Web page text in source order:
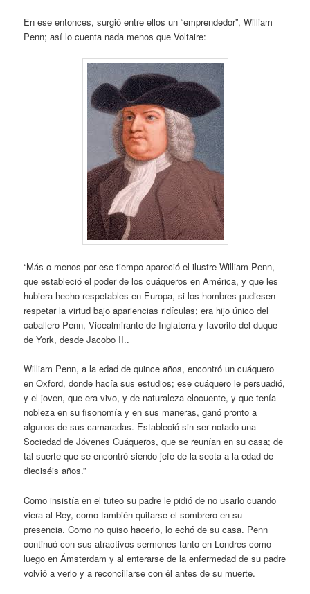
En ese entonces, surgió entre ellos un “emprendedor”, William
Penn; así lo cuenta nada menos que Voltaire:
“Más o menos por ese tiempo apareció el ilustre William Penn,
que estableció el poder de los cuáqueros en América, y que les
hubiera hecho respetables en Europa, si los hombres pudiesen
respetar la virtud bajo apariencias ridículas; era hijo único del
caballero Penn, Vicealmirante de Inglaterra y favorito del duque
de York, desde Jacobo II..
William Penn, a la edad de quince años, encontró un cuáquero
en Oxford, donde hacía sus estudios; ese cuáquero le persuadió,
y el joven, que era vivo, y de naturaleza elocuente, y que tenía
nobleza en su fisonomía y en sus maneras, ganó pronto a
algunos de sus camaradas. Estableció sin ser notado una
Sociedad de Jóvenes Cuáqueros, que se reunían en su casa; de
tal suerte que se encontró siendo jefe de la secta a la edad de
dieciséis años.”
Como insistía en el tuteo su padre le pidió de no usarlo cuando
viera al Rey, como también quitarse el sombrero en su
presencia. Como no quiso hacerlo, lo echó de su casa. Penn
continuó con sus atractivos sermones tanto en Londres como
luego en Ámsterdam y al enterarse de la enfermedad de su padre
volvió a verlo y a reconciliarse con él antes de su muerte.